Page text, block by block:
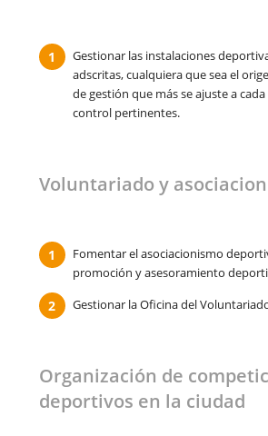
Gestionar las instalaciones
adscritas, cualquiera que sea el
de gestión que más se ajuste a
control pertinentes.
Voluntariado y
Fomentar el asociacionismo
promoción y asesoramiento
Gestionar la Oficina del
Organización de
deportivos en la ciudad